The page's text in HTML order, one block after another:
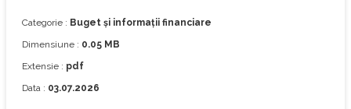
Categorie : Buget și informații financiare
Dimensiune : 0.05 MB
Extensie : pdf
Data : 03.07.2026